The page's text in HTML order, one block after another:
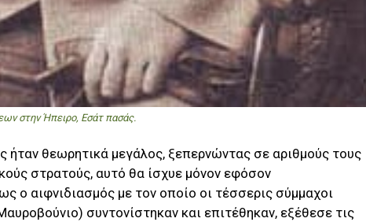
στην Ήπειρο, Εσάτ πασάς.
ήταν θεωρητικά μεγάλος, ξεπερνώντας σε αριθμούς τους
στρατούς, αυτό θα ίσχυε μόνον εφόσον
ο αιφνιδιασμός με τον οποίο οι τέσσερις σύμμαχοι
συντονίστηκαν και επιτέθηκαν, εξέθεσε τις